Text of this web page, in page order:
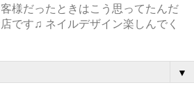
様だったときはこう思ってたんだ
です♫ ネイルデザイン楽しんでく
▼